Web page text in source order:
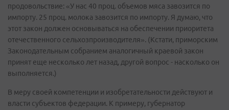
продовольствие: «У нас 40 проц. объемов мяса завозится по
импорту. 25 проц. молока завозится по импорту. Я думаю, что
этот закон должен основываться на обеспечении приоритета
отечественного сельхозпроизводителя». (Кстати, приморским
Законодательным собранием аналогичный краевой закон
принят еще несколько лет назад, другой вопрос - насколько он
выполняется.)
В меру своей компетенции и изобретательности действуют и
власти субъектов федерации. К примеру, губернатор